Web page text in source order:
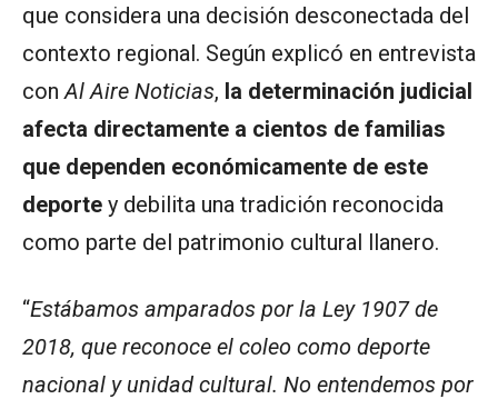
que considera una decisión desconectada del
contexto regional. Según explicó en entrevista
con Al Aire Noticias, la determinación judicial
afecta directamente a cientos de familias
que dependen económicamente de este
deporte y debilita una tradición reconocida
como parte del patrimonio cultural llanero.
“Estábamos amparados por la Ley 1907 de
2018, que reconoce el coleo como deporte
nacional y unidad cultural. No entendemos por